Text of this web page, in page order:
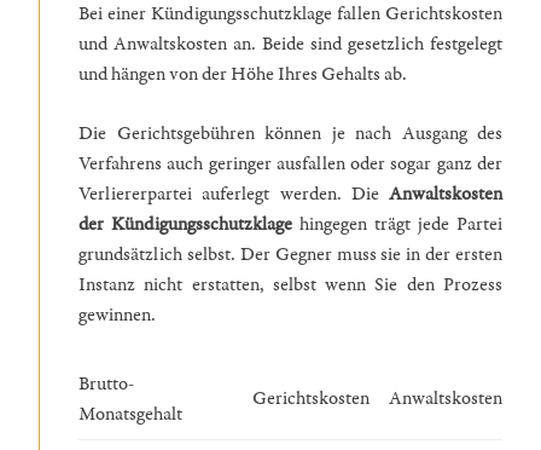
Bei einer Kündigungsschutzklage fallen Gerichtskosten
und Anwaltskosten an. Beide sind gesetzlich festgelegt
und hängen von der Höhe Ihres Gehalts ab.
Die Gerichtsgebühren können je nach Ausgang des
Verfahrens auch geringer ausfallen oder sogar ganz der
Verliererpartei auferlegt werden. Die Anwaltskosten
der Kündigungsschutzklage hingegen trägt jede Partei
grundsätzlich selbst. Der Gegner muss sie in der ersten
Instanz nicht erstatten, selbst wenn Sie den Prozess
gewinnen.
Brutto-
Monatsgehalt
Gerichtskosten Anwaltskosten